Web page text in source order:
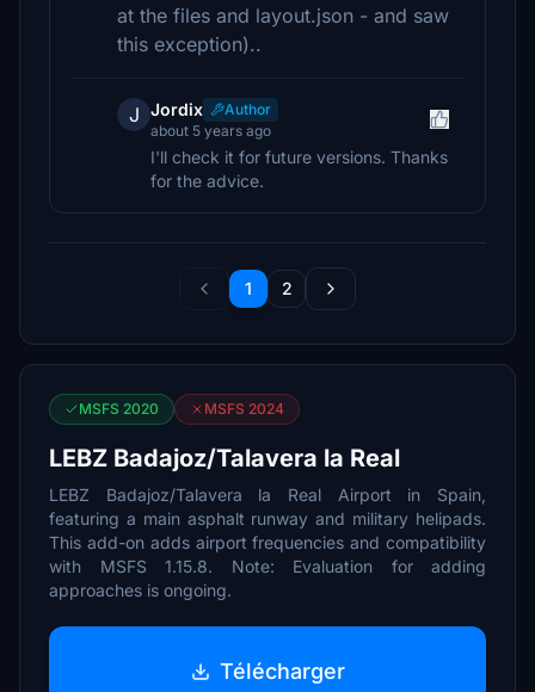
at the files and layout.json - and saw
this exception)..
J Jordix
Author
about 5 years ago
I'll check it for future versions. Thanks
for the advice.
1 2
MSFS 2020 MSFS 2024
LEBZ Badajoz/Talavera la Real
LEBZ Badajoz/Talavera la Real Airport in Spain,
featuring a main asphalt runway and military helipads.
This add-on adds airport frequencies and compatibility
with MSFS 1.15.8. Note: Evaluation for adding
approaches is ongoing.
Télécharger